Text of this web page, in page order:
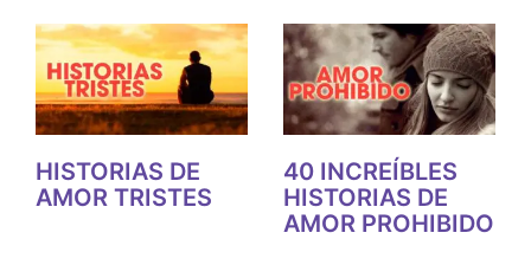
HISTORIAS DE
AMOR TRISTES
40 INCREÍBLES
HISTORIAS DE
AMOR PROHIBIDO